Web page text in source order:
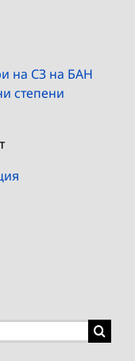
на СЗ на БАН
степени